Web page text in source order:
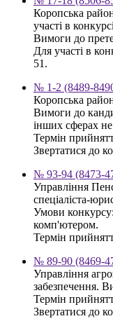
Коропська
участі в
Вимоги до
Для участі в
51.
№ 1-2 (8489-
Коропська
Вимоги до
інших сферах
Термін
Звертатися до
№ 93-94 (8473-
Управління
спеціаліста-
Умови
комп'ютером.
Термін
№ 89-90 (8469-
Управління
забезпечення.
Термін
Звертатися до